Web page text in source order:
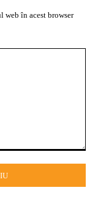
web în acest browser